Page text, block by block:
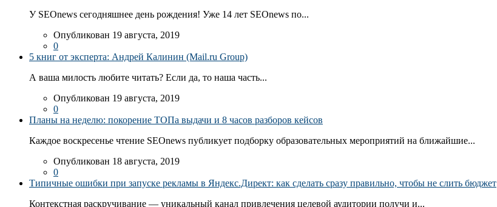
У SEOnews сегодняшнее день рождения! Уже 14 лет SEOnews по...
Опубликован 19 августа, 2019
0
5 книг от эксперта: Андрей Калинин (Mail.ru Group)
А ваша милость любите читать? Если да, то наша часть...
Опубликован 19 августа, 2019
0
Планы на неделю: покорение ТОПа выдачи и 8 часов разборов кейсов
Каждое воскресенье чтение SEOnews публикует подборку образовательных мероприятий на ближайшие...
Опубликован 18 августа, 2019
0
Типичные ошибки при запуске рекламы в Яндекс.Директ: как сделать сразу правильно, чтобы не слить бюджет
Контекстная раскручивание — уникальный канал привлечения целевой аудитории получи и...